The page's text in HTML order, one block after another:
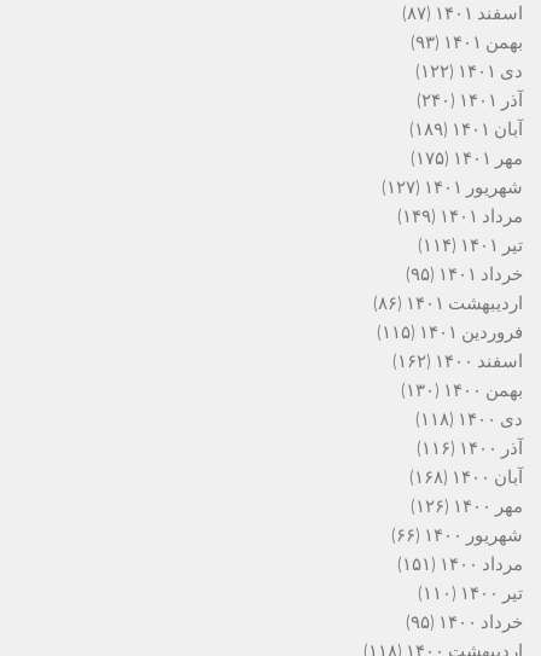
اسفند ۱۴۰۱
(۸۷)
بهمن ۱۴۰۱
(۹۳)
دی ۱۴۰۱
(۱۲۲)
آذر ۱۴۰۱
(۲۴۰)
آبان ۱۴۰۱
(۱۸۹)
مهر ۱۴۰۱
(۱۷۵)
شهریور ۱۴۰۱
(۱۲۷)
مرداد ۱۴۰۱
(۱۴۹)
تیر ۱۴۰۱
(۱۱۴)
خرداد ۱۴۰۱
(۹۵)
اردیبهشت ۱۴۰۱
(۸۶)
فروردین ۱۴۰۱
(۱۱۵)
اسفند ۱۴۰۰
(۱۶۲)
بهمن ۱۴۰۰
(۱۳۰)
دی ۱۴۰۰
(۱۱۸)
آذر ۱۴۰۰
(۱۱۶)
آبان ۱۴۰۰
(۱۶۸)
مهر ۱۴۰۰
(۱۲۶)
شهریور ۱۴۰۰
(۶۶)
مرداد ۱۴۰۰
(۱۵۱)
تیر ۱۴۰۰
(۱۱۰)
خرداد ۱۴۰۰
(۹۵)
اردیبهشت ۱۴۰۰
(۱۱۸)